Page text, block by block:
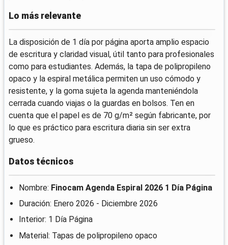
Lo más relevante
La disposición de 1 día por página aporta amplio espacio
de escritura y claridad visual, útil tanto para profesionales
como para estudiantes. Además, la tapa de polipropileno
opaco y la espiral metálica permiten un uso cómodo y
resistente, y la goma sujeta la agenda manteniéndola
cerrada cuando viajas o la guardas en bolsos. Ten en
cuenta que el papel es de 70 g/m² según fabricante, por
lo que es práctico para escritura diaria sin ser extra
grueso.
Datos técnicos
Nombre: Finocam Agenda Espiral 2026 1 Día Página
Duración: Enero 2026 - Diciembre 2026
Interior: 1 Día Página
Material: Tapas de polipropileno opaco